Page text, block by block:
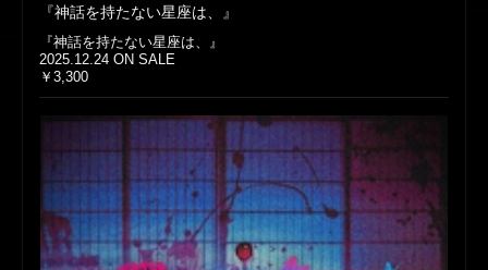
『神話を持たない星座は、』
『神話を持たない星座は、』
2025.12.24 ON SALE
￥3,300